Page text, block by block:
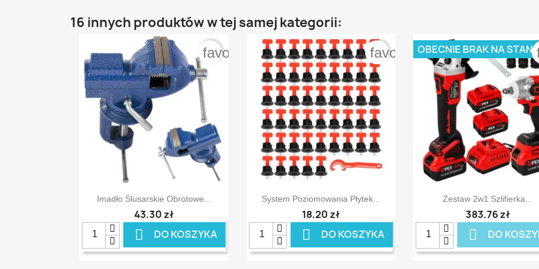
16 innych produktów w tej samej kategorii:
 Szybki podgląd
Imadło Ślusarskie Obrotowe...
43,30 zł
 DO KOSZYKA
favorite_border
 Szybki podgląd
System Poziomowania Płytek...
18,20 zł
 DO KOSZYKA
favorite_border
 Szybki podgląd
Zestaw 2w1 Szlifierka...
383,76 zł
 DO
OBECNIE BRAK NA